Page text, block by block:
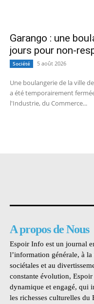
Garango : une
jours pour non-
Société 5 août 2026
Une boulangerie de la ville
a été temporairement
l'Industrie, du Commerce...
A propos de Nous
Espoir Info est un journal
l’information générale, à
sociétales et au
constante évolution,
dynamique et engagé, qui
les richesses culturelles du